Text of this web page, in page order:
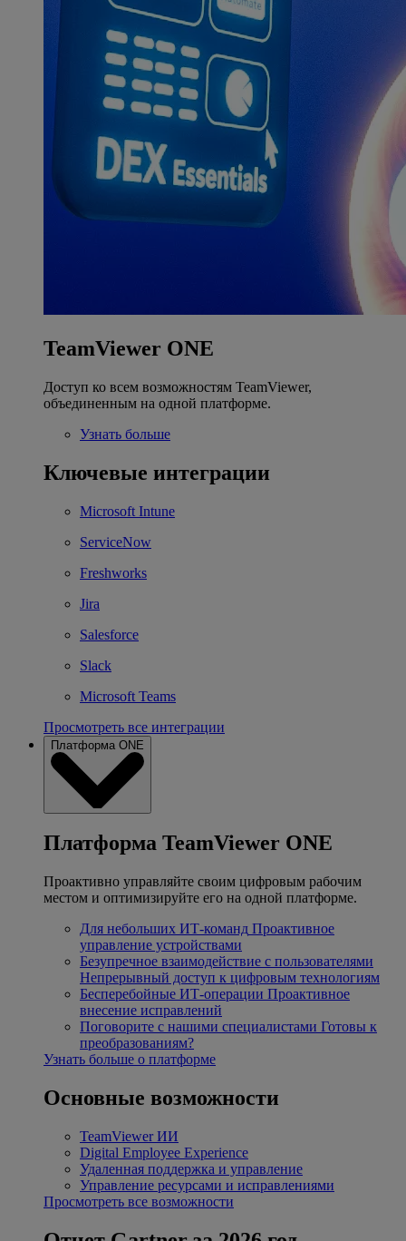
TeamViewer ONE
Доступ ко всем возможностям TeamViewer,
объединенным на одной платформе.
Узнать больше
Ключевые интеграции
Microsoft Intune
ServiceNow
Freshworks
Jira
Salesforce
Slack
Microsoft Teams
Просмотреть все интеграции
Платформа ONE
Платформа TeamViewer ONE
Проактивно управляйте своим цифровым рабочим
местом и оптимизируйте его на одной платформе.
Для небольших ИТ-команд Проактивное
управление устройствами
Безупречное взаимодействие с пользователями
Непрерывный доступ к цифровым технологиям
Бесперебойные ИТ-операции Проактивное
внесение исправлений
Поговорите с нашими специалистами Готовы к
преобразованиям?
Узнать больше о платформе
Основные возможности
TeamViewer ИИ
Digital Employee Experience
Удаленная поддержка и управление
Управление ресурсами и исправлениями
Просмотреть все возможности